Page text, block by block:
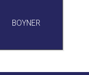
BOYNER